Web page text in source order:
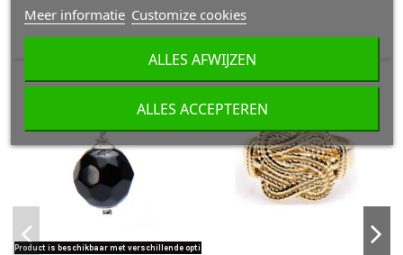
Product is beschikbaar met verschillende opties
Meer informatie Customize cookies
ALLES AFWIJZEN
ALLES ACCEPTEREN